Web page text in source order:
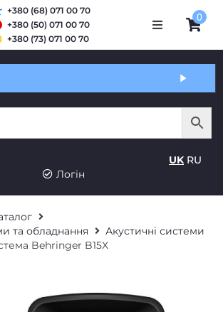
Оплата і доставка
+380 (68) 071 00 70
+380 (50) 071 00 70
+380 (73) 071 00 70
0
UK RU
Логін
та обладнання
Акустичні системи
Behringer B15X